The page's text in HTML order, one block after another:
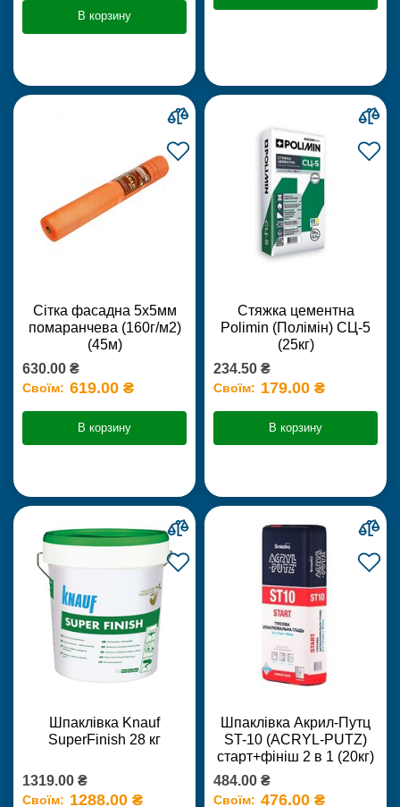
В корзину
Сітка фасадна 5х5мм
помаранчева (160г/м2)
(45м)
630.00 ₴
Своїм: 619.00 ₴
В корзину
Стяжка цементна
Polimin (Полімін) СЦ-5
(25кг)
234.50 ₴
Своїм: 179.00 ₴
В корзину
Шпаклівка Knauf
SuperFinish 28 кг
1319.00 ₴
Своїм: 1288.00 ₴
Шпаклівка Акрил-Путц
ST-10 (ACRYL-PUTZ)
старт+фініш 2 в 1 (20кг)
484.00 ₴
Своїм: 476.00 ₴